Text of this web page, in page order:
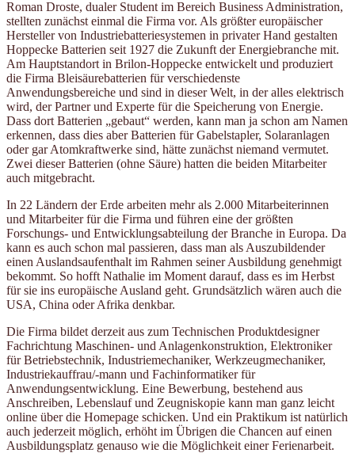
Roman Droste, dualer Student im Bereich Business Administration,
stellten zunächst einmal die Firma vor. Als größter europäischer
Hersteller von Industriebatteriesystemen in privater Hand gestalten
Hoppecke Batterien seit 1927 die Zukunft der Energiebranche mit.
Am Hauptstandort in Brilon-Hoppecke entwickelt und produziert
die Firma Bleisäurebatterien für verschiedenste
Anwendungsbereiche und sind in dieser Welt, in der alles elektrisch
wird, der Partner und Experte für die Speicherung von Energie.
Dass dort Batterien „gebaut“ werden, kann man ja schon am Namen
erkennen, dass dies aber Batterien für Gabelstapler, Solaranlagen
oder gar Atomkraftwerke sind, hätte zunächst niemand vermutet.
Zwei dieser Batterien (ohne Säure) hatten die beiden Mitarbeiter
auch mitgebracht.
In 22 Ländern der Erde arbeiten mehr als 2.000 Mitarbeiterinnen
und Mitarbeiter für die Firma und führen eine der größten
Forschungs- und Entwicklungsabteilung der Branche in Europa. Da
kann es auch schon mal passieren, dass man als Auszubildender
einen Auslandsaufenthalt im Rahmen seiner Ausbildung genehmigt
bekommt. So hofft Nathalie im Moment darauf, dass es im Herbst
für sie ins europäische Ausland geht. Grundsätzlich wären auch die
USA, China oder Afrika denkbar.
Die Firma bildet derzeit aus zum Technischen Produktdesigner
Fachrichtung Maschinen- und Anlagenkonstruktion, Elektroniker
für Betriebstechnik, Industriemechaniker, Werkzeugmechaniker,
Industriekauffrau/-mann und Fachinformatiker für
Anwendungsentwicklung. Eine Bewerbung, bestehend aus
Anschreiben, Lebenslauf und Zeugniskopie kann man ganz leicht
online über die Homepage schicken. Und ein Praktikum ist natürlich
auch jederzeit möglich, erhöht im Übrigen die Chancen auf einen
Ausbildungsplatz genauso wie die Möglichkeit einer Ferienarbeit.